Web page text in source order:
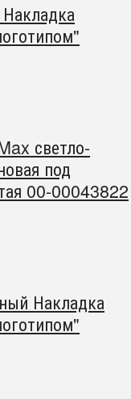
светло-
под
00-00043822
Накладка